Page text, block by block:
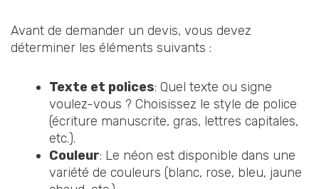
Avant de demander un devis, vous devez
déterminer les éléments suivants :
Texte et polices: Quel texte ou signe
voulez-vous ? Choisissez le style de police
(écriture manuscrite, gras, lettres capitales,
etc.).
Couleur: Le néon est disponible dans une
variété de couleurs (blanc, rose, bleu, jaune